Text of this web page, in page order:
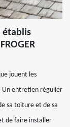
établis
jouent les
Un entretien régulier
sa toiture et de sa
de faire installer